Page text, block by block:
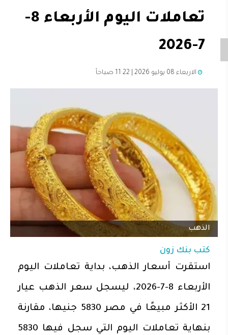
تعاملات اليوم الأربعاء 8-
7-2026
الاربعاء 08 يوليو 2026 | 11:22 صباحاً
الذهب
كتب بنك زون
استقرت أسعار الذهب، بداية تعاملات اليوم
الأربعاء 8-7-2026، ليسجل سعر الذهب عيار
21 الأكثر مبيعًا في مصر 5830 جنيها، مقارنة
بنهاية تعاملات اليوم التي سجل فيها 5830